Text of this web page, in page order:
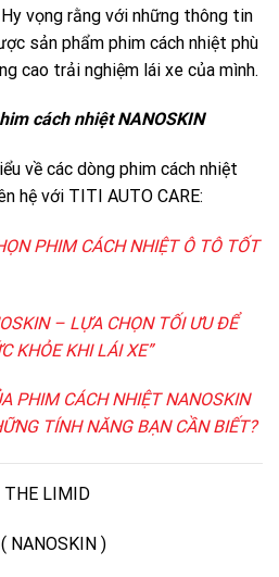
vọng rằng với những thông tin
sản phẩm phim cách nhiệt phù
cao trải nghiệm lái xe của mình.
cách nhiệt NANOSKIN
về các dòng phim cách nhiệt
hệ với TITI AUTO CARE:
PHIM CÁCH NHIỆT Ô TÔ TỐT
– LỰA CHỌN TỐI ƯU ĐỂ
KHỎE KHI LÁI XE”
PHIM CÁCH NHIỆT NANOSKIN
TÍNH NĂNG BẠN CẦN BIẾT?
THE LIMID
NANOSKIN )